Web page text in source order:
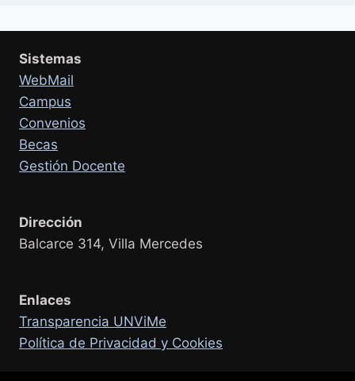
Sistemas
WebMail
Campus
Convenios
Becas
Gestión Docente
Dirección
Balcarce 314, Villa Mercedes
Enlaces
Transparencia UNViMe
Política de Privacidad y Cookies